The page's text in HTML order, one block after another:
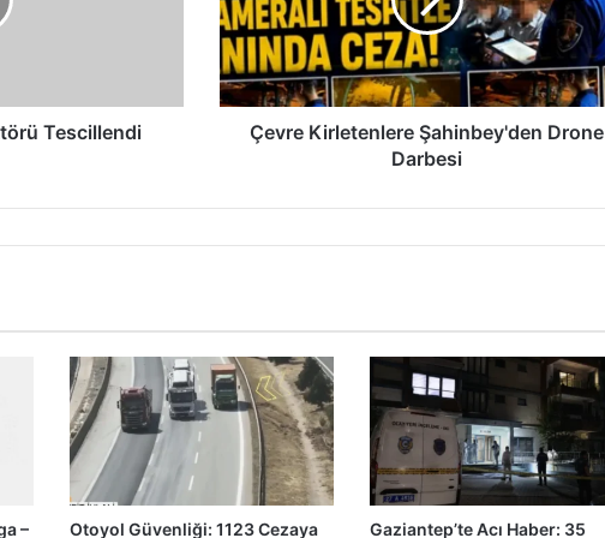
Tescillendi
e
K
r
l
n
Ş
a
h
i
y
'
Çevre Kirletenlere Şahinbey'den Drone
Darbesi
– Otoyol Güvenliği: 1123 Cezaya Gaziantep’te Acı Haber: 35